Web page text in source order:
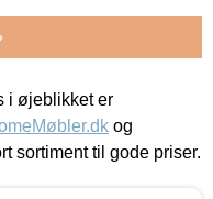
i øjeblikket er
og
sortiment til gode priser.